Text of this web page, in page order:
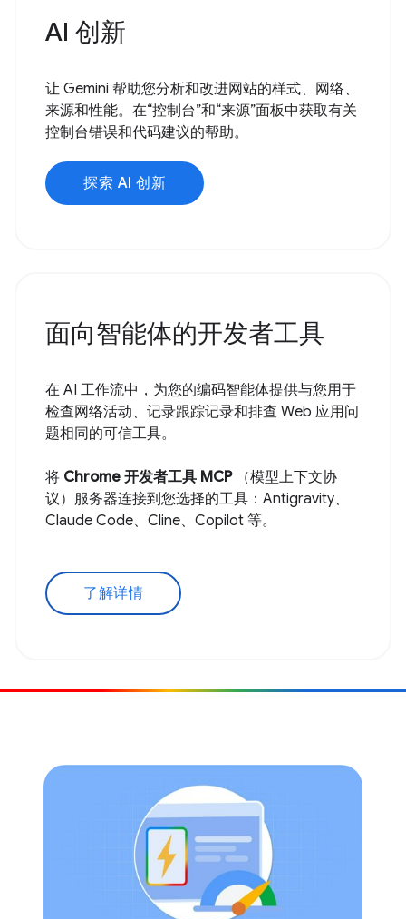
AI 创新
让 Gemini 帮助您分析和改进网站的样式、网络、
来源和性能。在“控制台”和“来源”面板中获取有关
控制台错误和代码建议的帮助。
探索 AI 创新
面向智能体的开发者工具
在 AI 工作流中，为您的编码智能体提供与您用于
检查网络活动、记录跟踪记录和排查 Web 应用问
题相同的可信工具。
将 Chrome 开发者工具 MCP（模型上下文协
议）服务器连接到您选择的工具：Antigravity、
Claude Code、Cline、Copilot 等。
了解详情